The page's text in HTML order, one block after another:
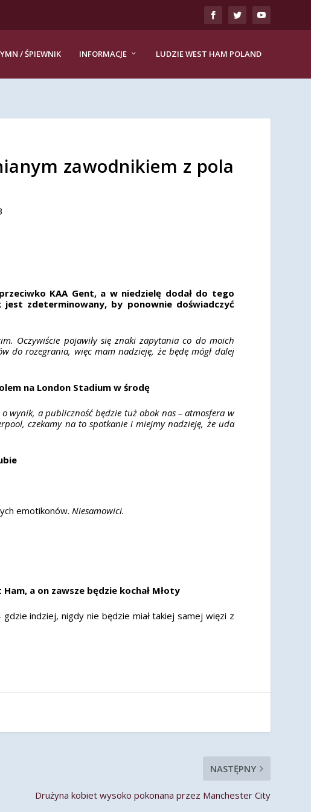
/ ŚPIEWNIK INFORMACJE LUDZIE WEST HAM POLAND
zawodnikiem z pola
KAA Gent, a w niedzielę dodał do tego
zdeterminowany, by ponownie doświadczyć
Oczywiście pojawiły się znaki zapytania co do moich
do rozegrania, więc mam nadzieję, że będę mógł dalej
na London Stadium w środę
wynik, a publiczność będzie tuż obok nas – atmosfera w
czekamy na to spotkanie i miejmy nadzieję, że uda
emotikonów. Niesamowici.
a on zawsze będzie kochał Młoty
indziej, nigdy nie będzie miał takiej samej więzi z
NASTĘPNY
Drużyna kobiet wysoko pokonana przez Manchester City